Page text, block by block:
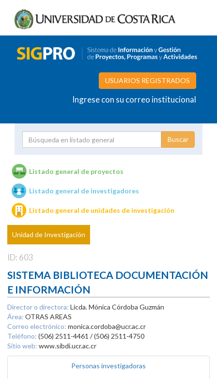
USUARIOS REGISTRADOS
Ingrese con su correo institucional
Unidades de investigación
Listado general de proyectos
Listado general de investigadores
Listado general de unidades de investigación
Unidad de Investigación
ID: 603
SISTEMA BIBLIOTECA DOCUMENTACIÓN
E INFORMACIÓN
Director o directora: Licda. Mónica Córdoba Guzmán
Área: OTRAS AREAS
Correo electrónico: monica.cordoba@ucr.ac.cr
Teléfono: (506) 2511-4461 / (506) 2511-4750
Sitio web: www.sibdi.ucr.ac.cr
Personas investigadoras